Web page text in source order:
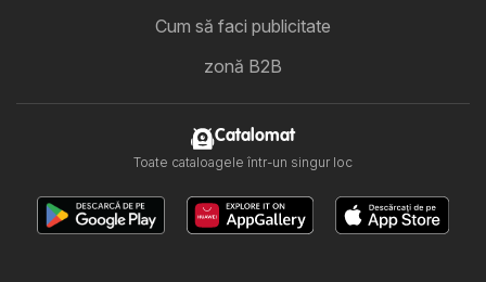
Cum să faci publicitate
zonă B2B
Catalomat
Toate cataloagele într-un singur loc